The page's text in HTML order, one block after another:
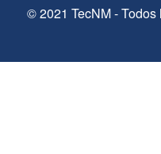
© 2021 TecNM -